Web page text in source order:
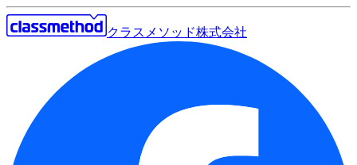
クラスメソッド株式会社